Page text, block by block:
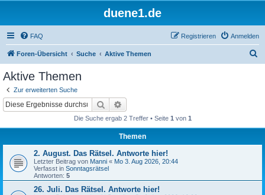
duene1.de
FAQ Anmelden
Registrieren
Foren-Übersicht Suche Aktive Themen
Aktive Themen
Zur erweiterten Suche
Suche
Die Suche ergab 2 Treffer • Seite 1 von 1
Themen
2. August. Das Rätsel. Antworte hier!
Letzter Beitrag von Manni « Mo 3. Aug 2026, 20:44
Verfasst in Sonntagsrätsel
Antworten: 5
26. Juli. Das Rätsel. Antworte hier!